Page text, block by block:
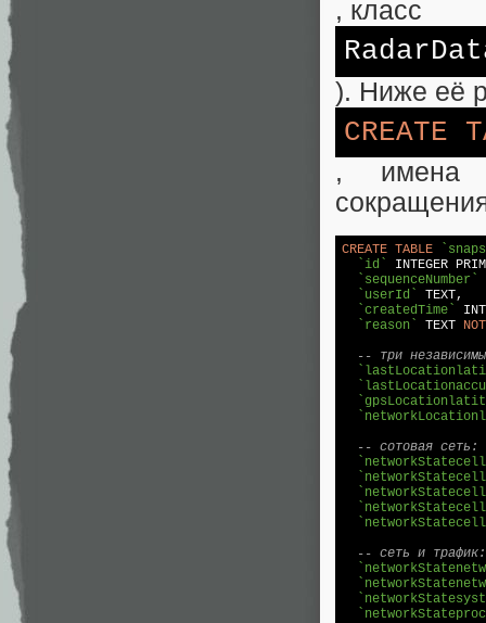
, класс
). Ниже её
CREATE
, имена
CREATE TABLE
`id`
INTEGER
`sequenceNumber`
`userId`
TEXT
`createdTime`
`reason`
TEXT NOT
-- три
-- сотовая сеть:
-- сеть и трафик: